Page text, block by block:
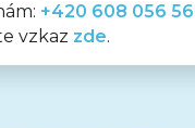
+420 608 056
vzkaz zde.